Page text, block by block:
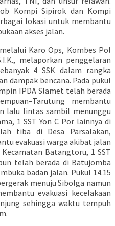
Kompi Sipirok dan Kompi
lokasi untuk membantu
akses jalan.
Karo Ops, Kombes Pol
melaporkan penggelaran
4 SSK dalam rangka
dampak bencana. Pada pukul
IPDA Slamet telah berada
membantu
lalu lintas sambil menunggu
1 SST Yon C Por lainnya di
tiba di Desa Parsalakan,
evakuasi warga akibat jalan
Batangtoru, 1 SST
telah berada di Batujomba
badan jalan. Pukul 14.15
menuju Sibolga namun
evakuasi kecelakaan
sehingga waktu tempuh